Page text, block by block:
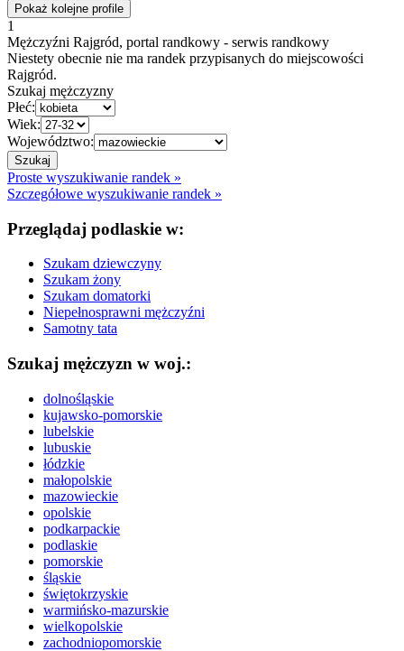
Pokaż kolejne profile
1
Mężczyźni Rajgród, portal randkowy - serwis randkowy
Niestety obecnie nie ma randek przypisanych do miejscowości
Rajgród.
Szukaj mężczyzny
Płeć:
Wiek:
Województwo:
Proste wyszukiwanie randek »
Szczegółowe wyszukiwanie randek »
Przeglądaj podlaskie w:
Szukam dziewczyny
Szukam żony
Szukam domatorki
Niepełnosprawni mężczyźni
Samotny tata
Szukaj mężczyzn w woj.:
dolnośląskie
kujawsko-pomorskie
lubelskie
lubuskie
łódzkie
małopolskie
mazowieckie
opolskie
podkarpackie
podlaskie
pomorskie
śląskie
świętokrzyskie
warmińsko-mazurskie
wielkopolskie
zachodniopomorskie